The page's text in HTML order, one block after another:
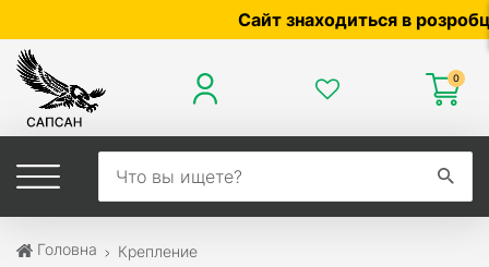
Сайт знаходиться в розробці —
0
Головна Крепление